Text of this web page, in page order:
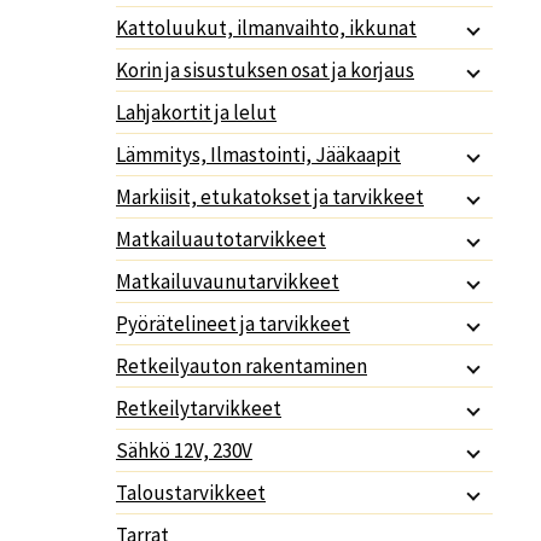
Kattoluukut, ilmanvaihto, ikkunat
Korin ja sisustuksen osat ja korjaus
Lahjakortit ja lelut
Lämmitys, Ilmastointi, Jääkaapit
Markiisit, etukatokset ja tarvikkeet
Matkailuautotarvikkeet
Matkailuvaunutarvikkeet
Pyörätelineet ja tarvikkeet
Retkeilyauton rakentaminen
Retkeilytarvikkeet
Sähkö 12V, 230V
Taloustarvikkeet
Tarrat